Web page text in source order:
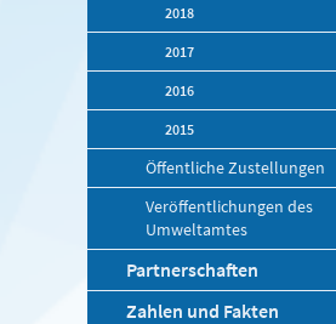
2018
2017
2016
2015
Öffentliche Zustellungen
Veröffentlichungen des
Umweltamtes
Partnerschaften
Zahlen und Fakten